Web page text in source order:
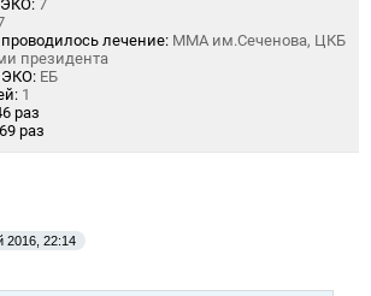
ЭКО: 7
лечение: ММА им.Сеченова, ЦКБ
президента
ЭКО: ЕБ
1
раз
раз
2016, 22:14